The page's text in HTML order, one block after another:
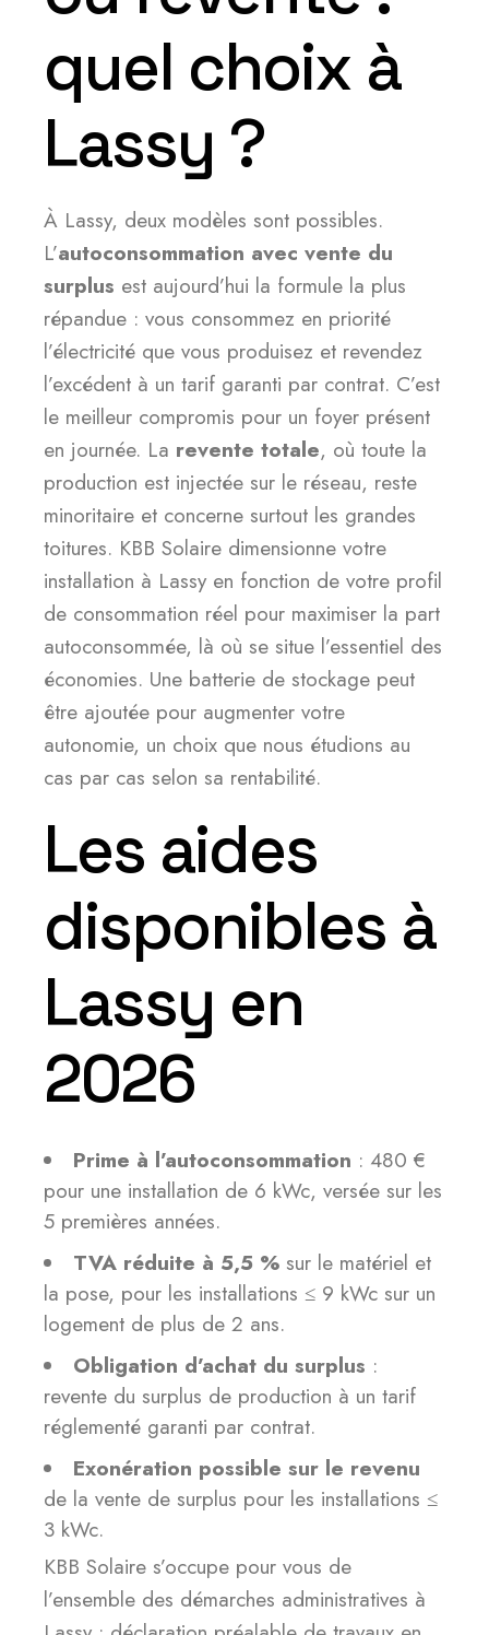
quel choix à
Lassy ?
À Lassy, deux modèles sont possibles.
L’autoconsommation avec vente du
surplus est aujourd’hui la formule la plus
répandue : vous consommez en priorité
l’électricité que vous produisez et revendez
l’excédent à un tarif garanti par contrat. C’est
le meilleur compromis pour un foyer présent
en journée. La revente totale, où toute la
production est injectée sur le réseau, reste
minoritaire et concerne surtout les grandes
toitures. KBB Solaire dimensionne votre
installation à Lassy en fonction de votre profil
de consommation réel pour maximiser la part
autoconsommée, là où se situe l’essentiel des
économies. Une batterie de stockage peut
être ajoutée pour augmenter votre
autonomie, un choix que nous étudions au
cas par cas selon sa rentabilité.
Les aides
disponibles à
Lassy en
2026
Prime à l’autoconsommation : 480 €
pour une installation de 6 kWc, versée sur les
5 premières années.
TVA réduite à 5,5 % sur le matériel et
la pose, pour les installations ≤ 9 kWc sur un
logement de plus de 2 ans.
Obligation d’achat du surplus :
revente du surplus de production à un tarif
réglementé garanti par contrat.
Exonération possible sur le revenu
de la vente de surplus pour les installations ≤
3 kWc.
KBB Solaire s’occupe pour vous de
l’ensemble des démarches administratives à